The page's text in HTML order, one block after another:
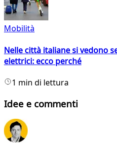
Mobilità
Nelle città italiane si vedono
elettrici: ecco perché
1 min di lettura
Idee e commenti